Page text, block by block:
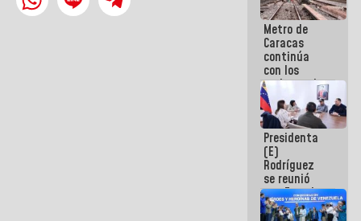
Metro de
Caracas
continúa
con los
trabajos de
mantenimiento
e inspección
en la Línea 2
Presidenta
(E)
Rodríguez
se reunió
con Estado
Mayor